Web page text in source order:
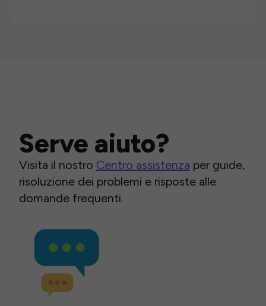
Serve aiuto?
Visita il nostro Centro assistenza per guide,
risoluzione dei problemi e risposte alle
domande frequenti.